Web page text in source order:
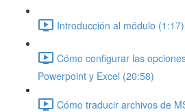
Introducción al módulo (1:17)
Cómo configurar las
Powerpoint y Excel (20:58)
Cómo traducir archivos de